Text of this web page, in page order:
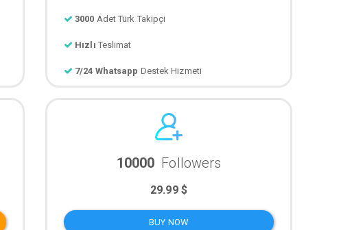
3000 Adet Türk Takipçi
Hızlı Teslimat
7/24 Whatsapp Destek Hizmeti
10000 Followers
29.99 $
BUY NOW